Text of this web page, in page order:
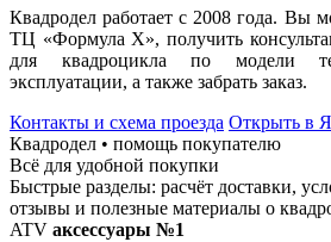
Квадродел работает с 2008 года. Вы
ТЦ «Формула Х», получить
для квадроцикла по модели
эксплуатации, а также забрать заказ.
Контакты и схема проезда Открыть в
Квадродел • помощь покупателю
Всё для удобной покупки
Быстрые разделы: расчёт доставки,
отзывы и полезные материалы о
ATV аксессуары №1